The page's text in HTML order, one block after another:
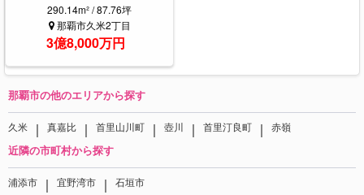
290.14m² / 87.76坪
那覇市久米2丁目
3億8,000万円
那覇市の他のエリアから探す
久米 ｜ 真嘉比 ｜ 首里山川町 ｜ 壺川 ｜ 首里汀良町 ｜ 赤嶺
近隣の市町村から探す
浦添市 ｜ 宜野湾市 ｜ 石垣市